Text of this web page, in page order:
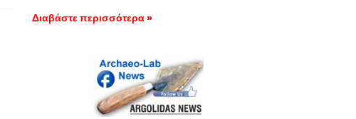
Διαβάστε περισσότερα »